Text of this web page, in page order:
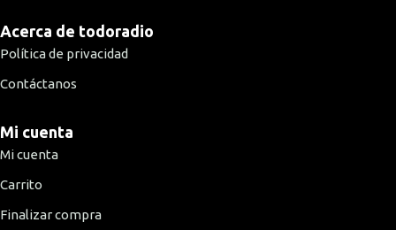
Acerca de todoradio
Política de privacidad
Contáctanos
Mi cuenta
Mi cuenta
Carrito
Finalizar compra